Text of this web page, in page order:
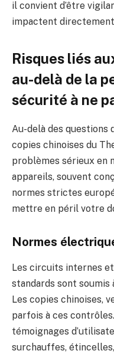
il convient d’être
impactent
Risques liés
au-delà de la
sécurité à ne
Au-delà des questions
copies chinoises du
problèmes sérieux en
appareils, souvent
normes strictes
mettre en péril votre
Normes
Les circuits internes
standards sont soumis
Les copies chinoises,
parfois à ces
témoignages
surchauffes,